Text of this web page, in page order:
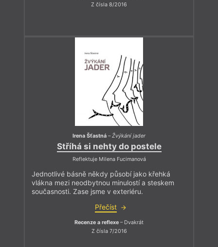
Z čísla 8/2016
Irena Šťastná –Žvýkání jader
Stříhá si nehty do postele
Reflektuje Milena Fucimanová
Jednotlivé básně někdy působí jako křehká
vlákna mezi neodbytnou minulostí a steskem
současnosti. Zase jsme v exteriéru.
Přečíst
Recenze a reflexe – Dvakrát
Z čísla 7/2016